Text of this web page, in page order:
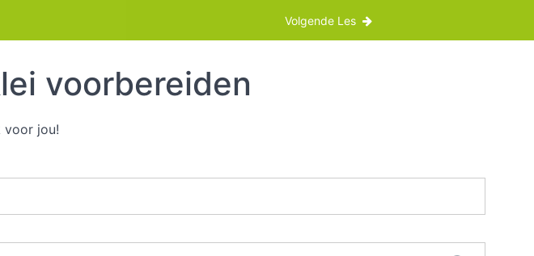
Volgende Les
voorbereiden
voor jou!